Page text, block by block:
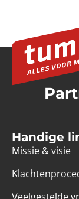
Handige
Missie & visie